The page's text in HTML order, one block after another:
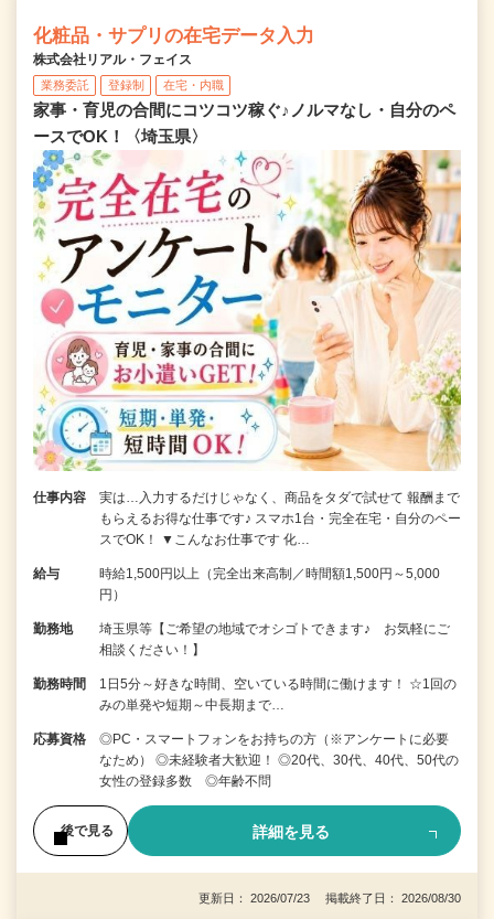
化粧品・サプリの在宅データ入力
株式会社リアル・フェイス
業務委託 登録制 在宅・内職
家事・育児の合間にコツコツ稼ぐ♪ノルマなし・自分のペ
ースでOK！〈埼玉県〉
仕事内容
実は…入力するだけじゃなく、商品をタダで試せて 報酬まで
もらえるお得な仕事です♪ スマホ1台・完全在宅・自分のペー
スでOK！ ▼こんなお仕事です 化…
給与
時給1,500円以上（完全出来高制／時間額1,500円～5,000
円）
勤務地
埼玉県等【ご希望の地域でオシゴトできます♪ お気軽にご
相談ください！】
勤務時間
1日5分～好きな時間、空いている時間に働けます！ ☆1回の
みの単発や短期～中長期まで…
応募資格
◎PC・スマートフォンをお持ちの方（※アンケートに必要
なため） ◎未経験者大歓迎！ ◎20代、30代、40代、50代の
女性の登録多数 ◎年齢不問
後で見る 詳細を見る
更新日： 2026/07/23 掲載終了日： 2026/08/30